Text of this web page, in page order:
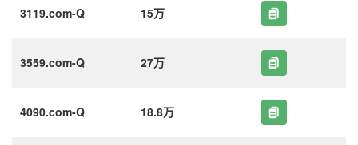
3119.com-Q 15万
3559.com-Q 27万
4090.com-Q 18.8万